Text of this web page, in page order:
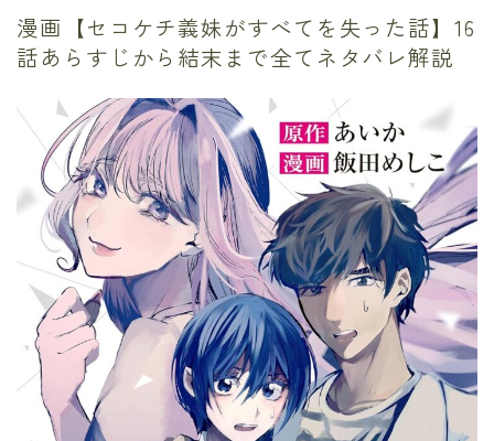
漫画【セコケチ義妹がすべてを失った話】16
話あらすじから結末まで全てネタバレ解説